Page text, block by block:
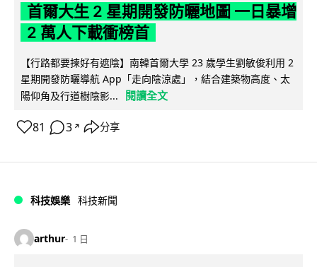
首爾大生 2 星期開發防曬地圖 一日暴增
2 萬人下載衝榜首
【行路都要揀好有遮陰】南韓首爾大學 23 歲學生劉敏俊利用 2
星期開發防曬導航 App「走向陰涼處」，結合建築物高度、太
陽仰角及行道樹陰影...
閱讀全文
81 3 ↗ 分享
科技娛樂 科技新聞
arthur 1 日